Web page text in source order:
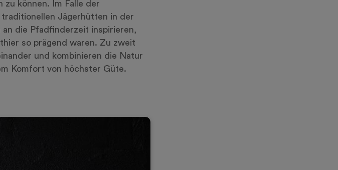
zu können. Im Falle der
Jägerhütten in der
an die Pfadfinderzeit inspirieren,
so prägend waren. Zu zweit
und kombinieren die Natur
Komfort von höchster Güte.